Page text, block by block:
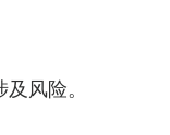
风险。